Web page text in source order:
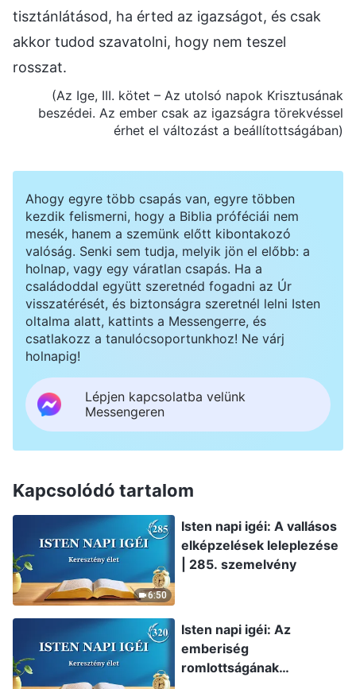
tisztánlátásod, ha érted az igazságot, és csak
akkor tudod szavatolni, hogy nem teszel
rosszat.
(Az Ige, III. kötet – Az utolsó napok Krisztusának
beszédei. Az ember csak az igazságra törekvéssel
érhet el változást a beállítottságában)
Ahogy egyre több csapás van, egyre többen
kezdik felismerni, hogy a Biblia próféciái nem
mesék, hanem a szemünk előtt kibontakozó
valóság. Senki sem tudja, melyik jön el előbb: a
holnap, vagy egy váratlan csapás. Ha a
családoddal együtt szeretnéd fogadni az Úr
visszatérését, és biztonságra szeretnél lelni Isten
oltalma alatt, kattints a Messengerre, és
csatlakozz a tanulócsoportunkhoz! Ne várj
holnapig!
Lépjen kapcsolatba velünk
Messengeren
Kapcsolódó tartalom
6:50
Isten napi igéi: A vallásos
elképzelések leleplezése
| 285. szemelvény
Isten napi igéi: Az
emberiség
romlottságának